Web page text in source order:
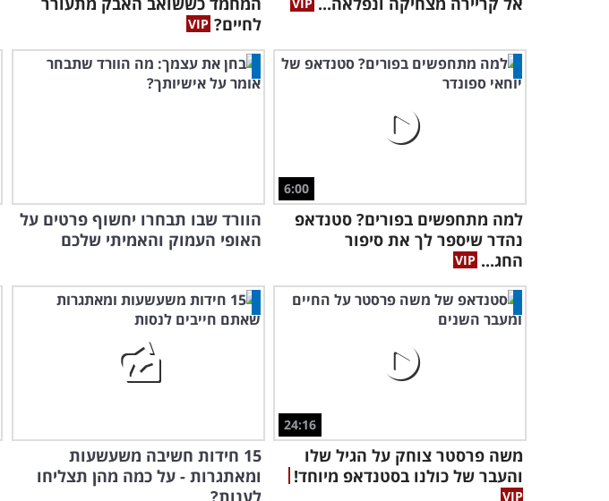
לחיים?
6:00
למה מתחפשים בפורים? סטנדאפ
נהדר שיספר לך את סיפור
החג...
הוורד שבו תבחרו יחשוף פרטים על
האופי העמוק והאמיתי שלכם
24:16
משה פרסטר צוחק על הגיל שלו
והעבר של כולנו בסטנדאפ מיוחד!
15 חידות חשיבה משעשעות
ומאתגרות - על כמה מהן תצליחו
לענות?